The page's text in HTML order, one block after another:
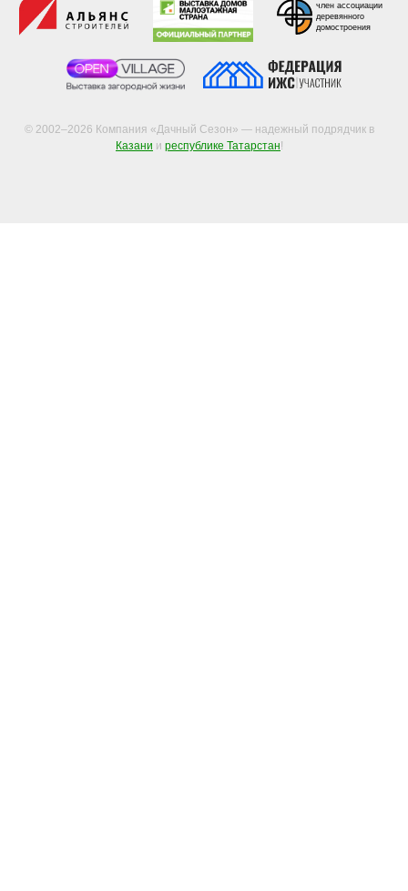
© 2002–2026 Компания «Дачный Сезон» — надежный подрядчик в
Казани и республике Татарстан!
член ассоциации
деревянного
домостроения